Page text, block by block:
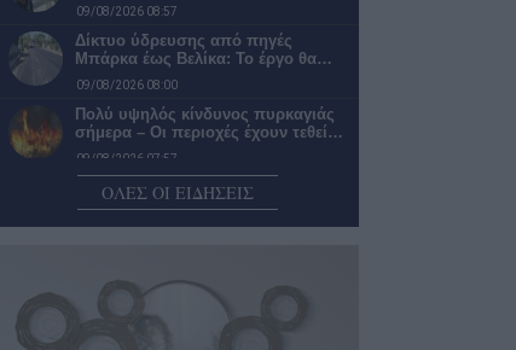
09/08/2026 08:57
Δίκτυο ύδρευσης από πηγές
Μπάρκα έως Βελίκα: Το έργο θα…
09/08/2026 08:00
Πολύ υψηλός κίνδυνος πυρκαγιάς
σήμερα – Οι περιοχές έχουν τεθεί…
09/08/2026 07:57
Συγκροτήθηκε το νέο συμβούλιο της
Κεντρικής Αγοράς Καλαμάτας που
έχει…
Μπήκε σε ηλικία που βγάζει ζημιές
το Μέγαρο Χορού Καλαμάτας
08/08/2026 20:58
ΟΛΕΣ ΟΙ ΕΙΔΗΣΕΙΣ